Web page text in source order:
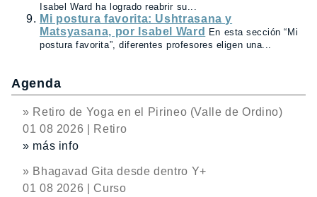
Isabel Ward ha logrado reabrir su...
Mi postura favorita: Ushtrasana y
Matsyasana, por Isabel Ward
En esta sección “Mi
postura favorita”, diferentes profesores eligen una...
Agenda
» Retiro de Yoga en el Pirineo (Valle de Ordino)
01 08 2026 | Retiro
» más info
» Bhagavad Gita desde dentro Y+
01 08 2026 | Curso